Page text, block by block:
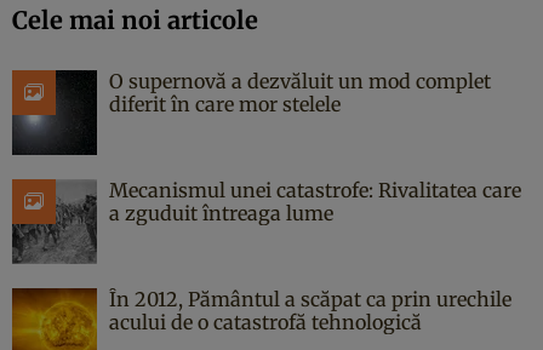
Cele mai noi articole
O supernovă a dezvăluit un mod complet
diferit în care mor stelele
Mecanismul unei catastrofe: Rivalitatea care
a zguduit întreaga lume
În 2012, Pământul a scăpat ca prin urechile
acului de o catastrofă tehnologică